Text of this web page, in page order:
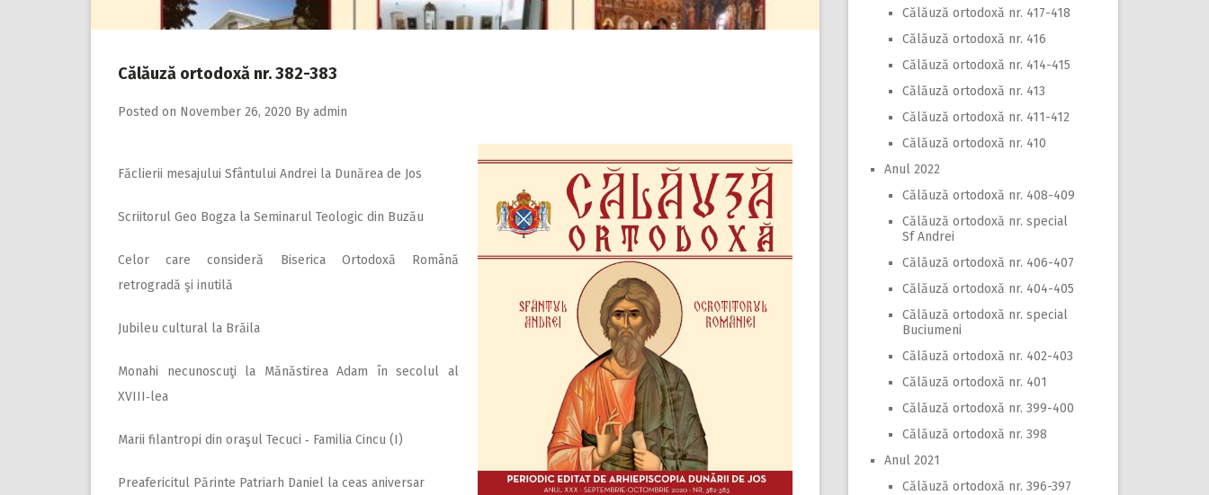
Călăuză ortodoxă nr. 382-383
Posted on November 26, 2020 By admin
Făclierii mesajului Sfântului Andrei la Dunărea de Jos
Scriitorul Geo Bogza la Seminarul Teologic din Buzău
Celor care consideră Biserica Ortodoxă Română
retrogradă şi inutilă
Jubileu cultural la Brăila
Monahi necunoscuţi la Mănăstirea Adam în secolul al
XVIII‑lea
Marii filantropi din oraşul Tecuci ‑ Familia Cincu (I)
Preafericitul Părinte Patriarh Daniel la ceas aniversar
Călăuză ortodoxă nr. 417-418
Călăuză ortodoxă nr. 416
Călăuză ortodoxă nr. 414-415
Călăuză ortodoxă nr. 413
Călăuză ortodoxă nr. 411-412
Călăuză ortodoxă nr. 410
Anul 2022
Călăuză ortodoxă nr. 408-409
Călăuză ortodoxă nr. special
Sf Andrei
Călăuză ortodoxă nr. 406-407
Călăuză ortodoxă nr. 404-405
Călăuză ortodoxă nr. special
Buciumeni
Călăuză ortodoxă nr. 402-403
Călăuză ortodoxă nr. 401
Călăuză ortodoxă nr. 399-400
Călăuză ortodoxă nr. 398
Anul 2021
Călăuză ortodoxă nr. 396-397